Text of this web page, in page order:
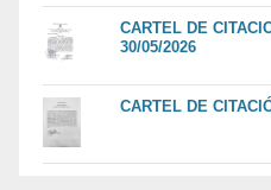
CARTEL DE
30/05/2026
CARTEL DE